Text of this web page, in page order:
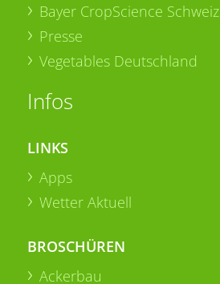
Bayer CropScience Schweiz
Presse
Vegetables Deutschland
Infos
LINKS
Apps
Wetter Aktuell
BROSCHÜREN
Ackerbau